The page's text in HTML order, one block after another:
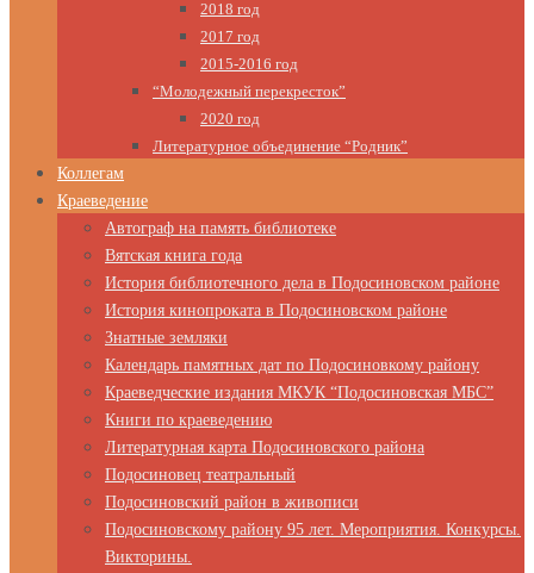
2018 год
2017 год
2015-2016 год
“Молодежный перекресток”
2020 год
Литературное объединение “Родник”
Коллегам
Краеведение
Автограф на память библиотеке
Вятская книга года
История библиотечного дела в Подосиновском районе
История кинопроката в Подосиновском районе
Знатные земляки
Календарь памятных дат по Подосиновкому району
Краеведческие издания МКУК “Подосиновская МБС”
Книги по краеведению
Литературная карта Подосиновского района
Подосиновец театральный
Подосиновский район в живописи
Подосиновскому району 95 лет. Мероприятия. Конкурсы.
Викторины.